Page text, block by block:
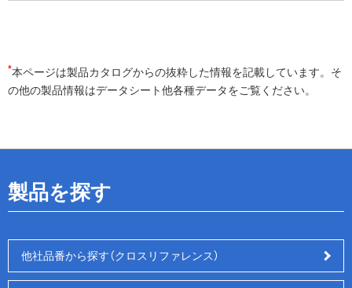
*本ページは製品カタログからの抜粋した情報を記載しています。そ
の他の製品情報はデータシート他各種データをご覧ください。
製品を探す
他社品番から探す（クロスリファレンス）